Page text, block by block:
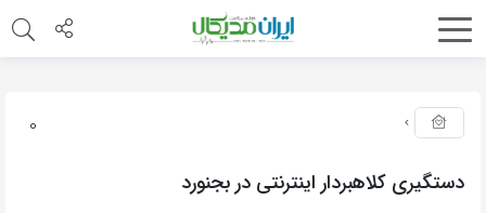
0
دستگیری کلاهبردار اینترنتی در بجنورد